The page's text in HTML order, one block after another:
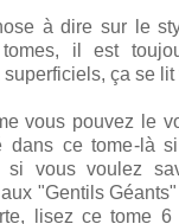
à dire sur le
il est
ça se lit
vous pouvez le
dans ce tome-là
si vous voulez
"Gentils
lisez ce tome